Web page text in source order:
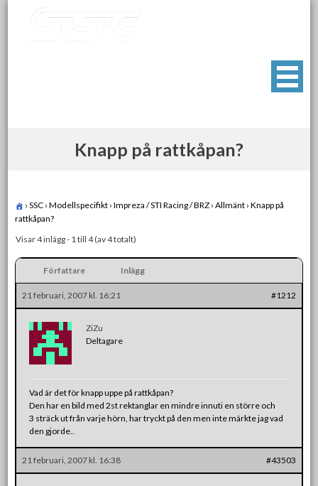
Knapp på rattkåpan?
› SSC › Modellspecifikt › Impreza / STI Racing / BRZ › Allmänt › Knapp på
rattkåpan?
Visar 4 inlägg - 1 till 4 (av 4 totalt)
Författare Inlägg
21 februari, 2007 kl. 16:21 #1212
ZiZu
Deltagare
Vad är det för knapp uppe på rattkåpan?
Den har en bild med 2st rektanglar en mindre innuti en större och
3 sträck ut från varje hörn, har tryckt på den men inte märkte jag vad
den gjorde..
21 februari, 2007 kl. 16:38 #43503